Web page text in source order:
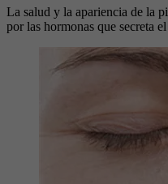
La salud y la apariencia de la
por las hormonas que secreta